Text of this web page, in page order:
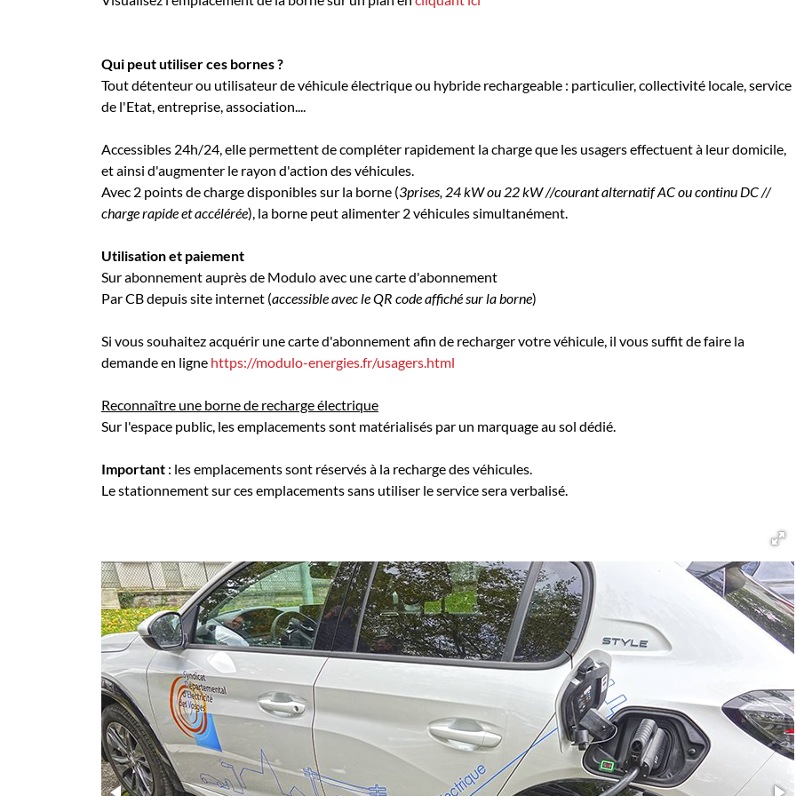
Qui peut utiliser ces bornes ?
Tout détenteur ou utilisateur de véhicule électrique ou hybride rechargeable : particulier, collectivité locale, service
de l'Etat, entreprise, association....
Accessibles 24h/24, elle permettent de compléter rapidement la charge que les usagers effectuent à leur domicile,
et ainsi d'augmenter le rayon d'action des véhicules.
Avec 2 points de charge disponibles sur la borne (3prises, 24 kW ou 22 kW //courant alternatif AC ou continu DC //
charge rapide et accélérée), la borne peut alimenter 2 véhicules simultanément.
Utilisation et paiement
Sur abonnement auprès de Modulo avec une carte d'abonnement
Par CB depuis site internet (accessible avec le QR code affiché sur la borne)
Si vous souhaitez acquérir une carte d'abonnement afin de recharger votre véhicule, il vous suffit de faire la
demande en ligne https://modulo-energies.fr/usagers.html
Reconnaître une borne de recharge électrique
Sur l'espace public, les emplacements sont matérialisés par un marquage au sol dédié.
Important : les emplacements sont réservés à la recharge des véhicules.
Le stationnement sur ces emplacements sans utiliser le service sera verbalisé.